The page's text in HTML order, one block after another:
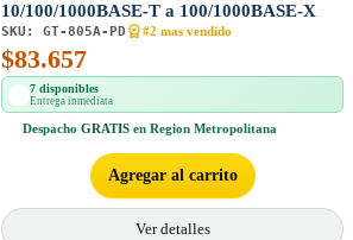
10/100/1000BASE-T a 100/1000BASE-X
SKU: GT-805A-PD #2 mas vendido
$83.657
7 disponibles
Entrega inmediata
Despacho GRATIS en Region Metropolitana
Agregar al carrito
Ver detalles